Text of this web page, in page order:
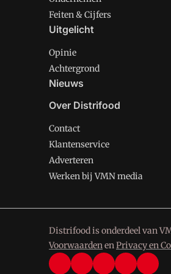
Feiten & Cijfers
Uitgelicht
Opinie
Achtergrond
Nieuws
Over Distrifood
Contact
Klantenservice
Adverteren
Werken bij VMN media
Distrifood is onderdeel van
VoorwaardenenPrivacy en